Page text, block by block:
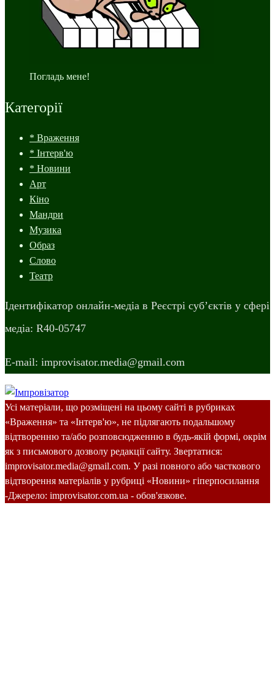
Погладь мене!
Категорії
* Враження
* Інтерв'ю
* Новини
Арт
Кіно
Мандри
Музика
Образ
Слово
Театр
Ідентифікатор онлайн-медіа в Реєстрі суб’єктів у сфері
медіа: R40-05747
E-mail: improvisator.media@gmail.com
Усі матеріали, що розміщені на цьому сайті в рубриках
«Враження» та «Інтерв'ю», не підлягають подальшому
відтворенню та/або розповсюдженню в будь-якій формі, окрім
як з письмового дозволу редакції сайту. Звертатися:
improvisator.media@gmail.com. У разі повного або часткового
відтворення матеріалів у рубриці «Новини» гіперпосилання
-Джерело: improvisator.com.ua - обов'язкове.